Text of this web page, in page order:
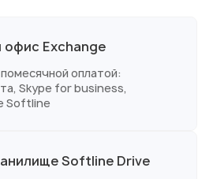
офис Exchange
оплатой:
Skype for business,
Softline
Softline Drive